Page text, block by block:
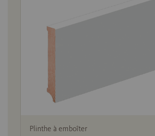
Plinthe à emboîter